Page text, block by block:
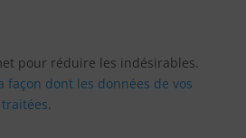
pour réduire les indésirables.
façon dont les données de vos
.